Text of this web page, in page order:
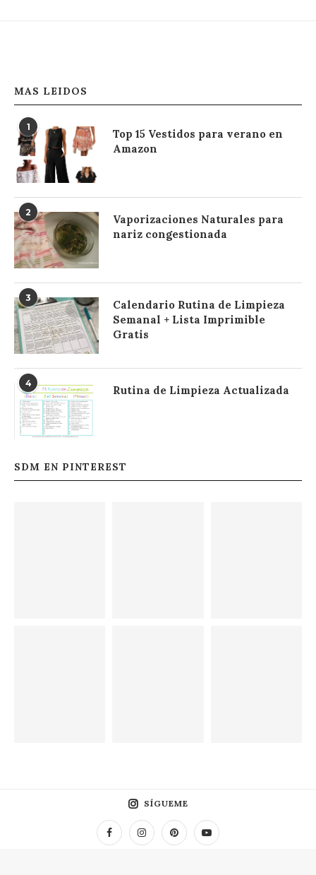
MAS LEIDOS
1
Top 15 Vestidos para verano en
Amazon
2
Vaporizaciones Naturales para
nariz congestionada
3
Calendario Rutina de Limpieza
Semanal + Lista Imprimible
Gratis
4
Rutina de Limpieza Actualizada
SDM EN PINTEREST
SÍGUEME